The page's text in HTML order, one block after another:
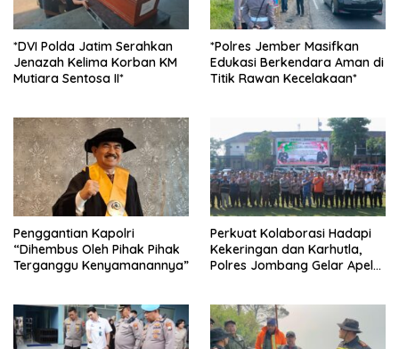
*DVI Polda Jatim Serahkan
Jenazah Kelima Korban KM
Mutiara Sentosa II*
*Polres Jember Masifkan
Edukasi Berkendara Aman di
Titik Rawan Kecelakaan*
Penggantian Kapolri
“Dihembus Oleh Pihak Pihak
Terganggu Kenyamanannya”
Perkuat Kolaborasi Hadapi
Kekeringan dan Karhutla,
Polres Jombang Gelar Apel